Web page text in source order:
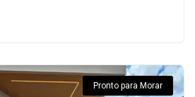
Pronto para Morar